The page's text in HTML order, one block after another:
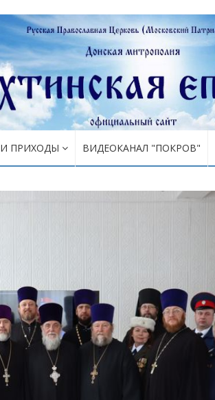
ПРИХОДЫ ВИДЕОКАНАЛ "ПОКРОВ"